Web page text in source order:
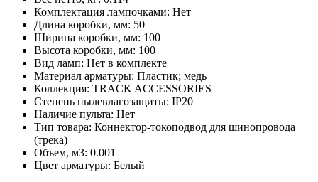
Комплектация лампочками: Нет
Длина коробки, мм: 50
Ширина коробки, мм: 100
Высота коробки, мм: 100
Вид ламп: Нет в комплекте
Материал арматуры: Пластик; медь
Коллекция: TRACK ACCESSORIES
Степень пылевлагозащиты: IP20
Наличие пульта: Нет
Тип товара: Коннектор-токоподвод для шинопровода
(трека)
Объем, м3: 0.001
Цвет арматуры: Белый